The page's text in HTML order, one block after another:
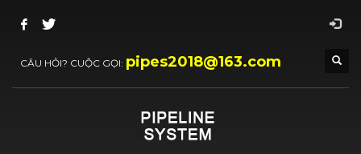
CÂU HỎI? CUỘC GỌI: pipes2018@163.com